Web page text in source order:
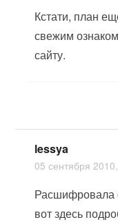
Кстати, план
свежим
сайту.
lessya
05 сентября
Расшифровала
вот здесь